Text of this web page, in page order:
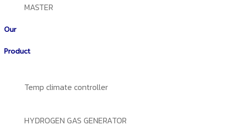
MASTER
Our
Product
Temp climate controller
HYDROGEN GAS GENERATOR